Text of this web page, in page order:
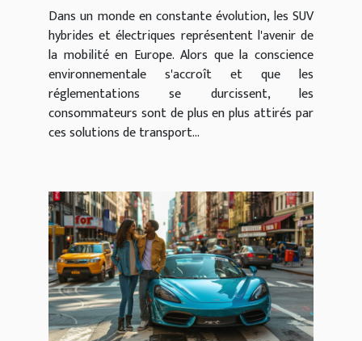
Dans un monde en constante évolution, les SUV
hybrides et électriques représentent l'avenir de
la mobilité en Europe. Alors que la conscience
environnementale s'accroît et que les
réglementations se durcissent, les
consommateurs sont de plus en plus attirés par
ces solutions de transport...